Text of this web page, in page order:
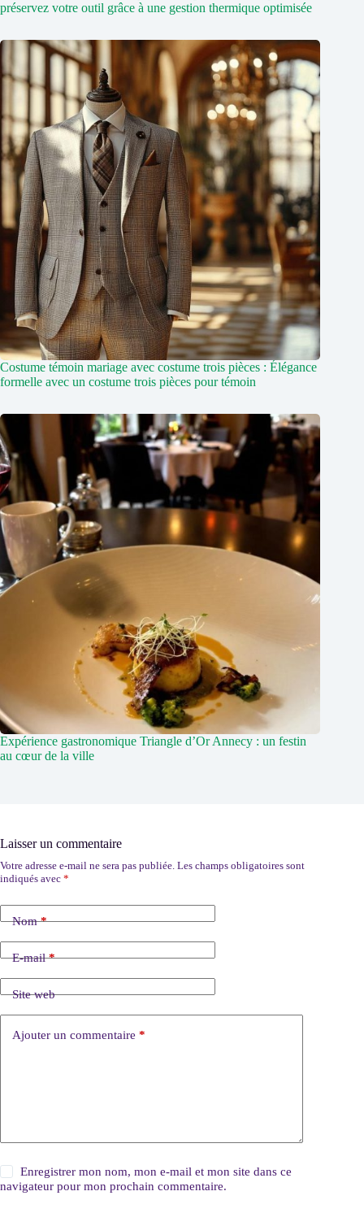
préservez votre outil grâce à une gestion thermique optimisée
Costume témoin mariage avec costume trois pièces : Élégance
formelle avec un costume trois pièces pour témoin
Expérience gastronomique Triangle d’Or Annecy : un festin
au cœur de la ville
Laisser un commentaire
Votre adresse e-mail ne sera pas publiée. Les champs obligatoires sont
indiqués avec *
Nom*
E-mail*
Site web
Ajouter un commentaire *
Enregistrer mon nom, mon e-mail et mon site dans ce
navigateur pour mon prochain commentaire.